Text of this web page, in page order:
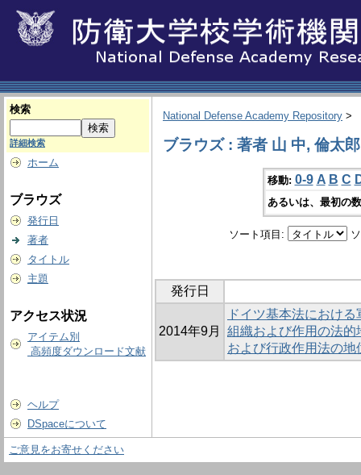
検索
詳細検索
ホーム
ブラウズ
発行日
著者
タイトル
主題
アクセス状況
アイテム別
高頻度ダウンロード文献
ヘルプ
DSpaceについて
National Defense Academy Repository >
ブラウズ : 著者 山 中, 倫太郎
移動: 0-9 A B C
あるいは、最初の
ソート項目:
発行日
2014年9月
ドイツ基本法におけ
組織および作用の法
および行政作用法の
ご意見をお寄せください